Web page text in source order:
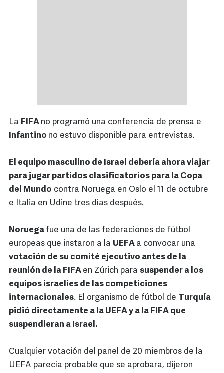
La FIFA no programó una conferencia de prensa e
Infantino no estuvo disponible para entrevistas.
El equipo masculino de Israel debería ahora viajar
para jugar partidos clasificatorios para la Copa
del Mundo contra Noruega en Oslo el 11 de octubre
e Italia en Udine tres días después.
Noruega fue una de las federaciones de fútbol
europeas que instaron a la UEFA a convocar una
votación de su comité ejecutivo antes de la
reunión de la FIFA en Zúrich para suspender a los
equipos israelíes de las competiciones
internacionales. El organismo de fútbol de Turquía
pidió directamente a la UEFA y a la FIFA que
suspendieran a Israel.
Cualquier votación del panel de 20 miembros de la
UEFA parecía probable que se aprobara, dijeron